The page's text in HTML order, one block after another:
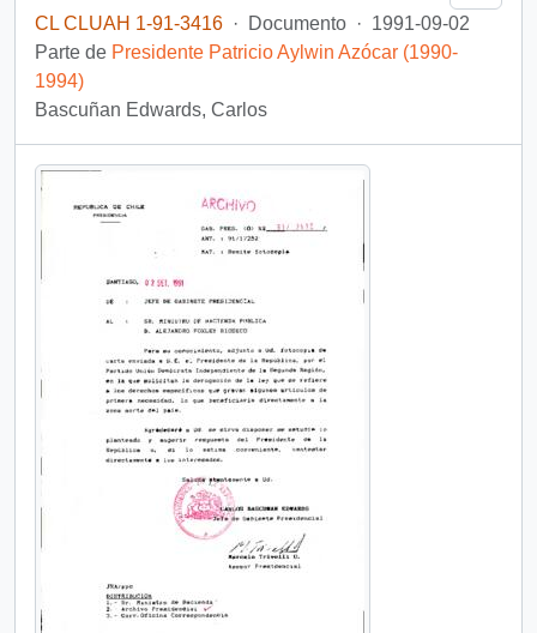
CL CLUAH 1-91-3416 · Documento · 1991-09-02
Parte de Presidente Patricio Aylwin Azócar (1990-
1994)
Bascuñan Edwards, Carlos